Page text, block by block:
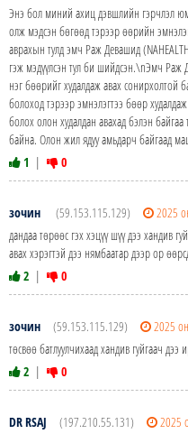
Энэ бол миний ахиц дэвшлийн гэрчлэл
олж мэдсэн бөгөөд тэрээр өөрийн
аврахын тулд эмч Раж Девашид
гэж мэдүүлсэн тул би шийдсэн.\nЭмч Раж
нэг бөөрийг худалдаж авах сонирхолтой
болоход тэрээр эмнэлэгтээ бөөр
болох олон худалдан авахад бэлэн
байна. Олон жил ядуу амьдарч байгаад
1 | 0
зочин (59.153.115.129)
2025
дандаа төрөөс гэх хэцүү шүү дээ хандив
авах хэрэгтэй дээ нямбаатар дээр ор
2 | 0
зочин (59.153.115.129)
2025
төсвөө батлуулчихаад хандив гуйгаач
2 | 0
DR RSAJ (197.210.55.131)
2025